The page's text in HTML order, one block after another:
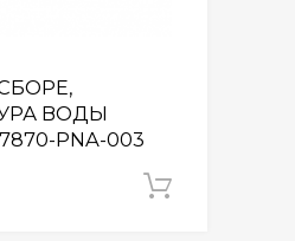
ВОДЫ
PNA-003